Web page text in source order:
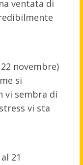
ventata di
novembre)
si
vi sembra di
vi sta
21